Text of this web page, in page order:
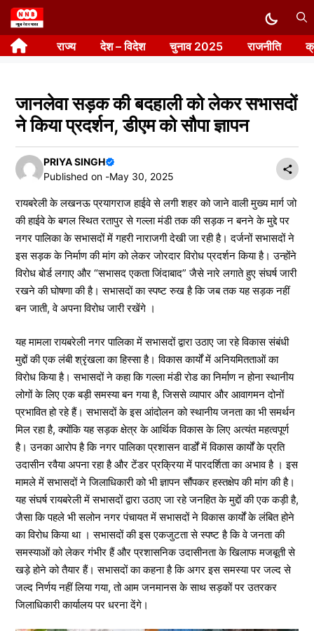
Skip
to
content राज्य देश – विदेश चुनाव 2025 राजनीति
जानलेवा सड़क की बदहाली को लेकर सभासदों
ने किया प्रदर्शन, डीएम को सौपा ज्ञापन
PRIYA SINGH
Published on -May 30, 2025
रायबरेली के लखनऊ प्रयागराज हाईवे से लगी शहर को जाने वाली मुख्य मार्ग जो
की हाईवे के बगल स्थित रतापुर से गल्ला मंडी तक की सड़क न बनने के मुद्दे पर
नगर पालिका के सभासदों में गहरी नाराजगी देखी जा रही है। दर्जनों सभासदों ने
इस सड़क के निर्माण की मांग को लेकर जोरदार विरोध प्रदर्शन किया है। उन्होंने
विरोध बोर्ड लगाए और “सभासद एकता जिंदाबाद” जैसे नारे लगाते हुए संघर्ष जारी
रखने की घोषणा की है। सभासदों का स्पष्ट रुख है कि जब तक यह सड़क नहीं
बन जाती, वे अपना विरोध जारी रखेंगे ।
यह मामला रायबरेली नगर पालिका में सभासदों द्वारा उठाए जा रहे विकास संबंधी
मुद्दों की एक लंबी श्रृंखला का हिस्सा है। विकास कार्यों में अनियमितताओं का
विरोध किया है। सभासदों ने कहा कि गल्ला मंडी रोड का निर्माण न होना स्थानीय
लोगों के लिए एक बड़ी समस्या बन गया है, जिससे व्यापार और आवागमन दोनों
प्रभावित हो रहे हैं। सभासदों के इस आंदोलन को स्थानीय जनता का भी समर्थन
मिल रहा है, क्योंकि यह सड़क क्षेत्र के आर्थिक विकास के लिए अत्यंत महत्वपूर्ण
है। उनका आरोप है कि नगर पालिका प्रशासन वार्डों में विकास कार्यों के प्रति
उदासीन रवैया अपना रहा है और टेंडर प्रक्रिया में पारदर्शिता का अभाव है । इस
मामले में सभासदों ने जिलाधिकारी को भी ज्ञापन सौंपकर हस्तक्षेप की मांग की है।
यह संघर्ष रायबरेली में सभासदों द्वारा उठाए जा रहे जनहित के मुद्दों की एक कड़ी है,
जैसा कि पहले भी सलोन नगर पंचायत में सभासदों ने विकास कार्यों के लंबित होने
का विरोध किया था । सभासदों की इस एकजुटता से स्पष्ट है कि वे जनता की
समस्याओं को लेकर गंभीर हैं और प्रशासनिक उदासीनता के खिलाफ मजबूती से
खड़े होने को तैयार हैं। सभासदों का कहना है कि अगर इस समस्या पर जल्द से
जल्द निर्णय नहीं लिया गया, तो आम जनमानस के साथ सड़कों पर उतरकर
जिलाधिकारी कार्यालय पर धरना देंगे।